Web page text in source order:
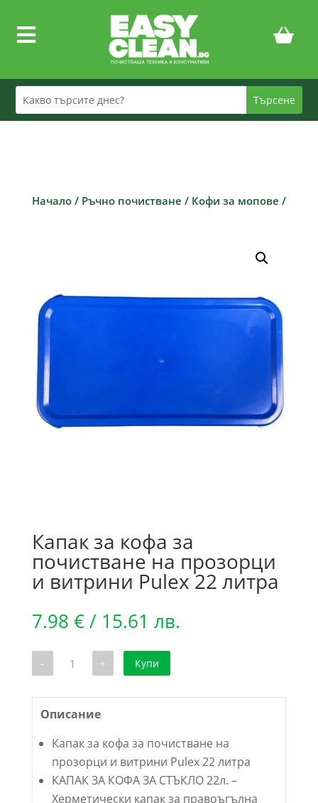

Начало/ Ръчно почистване / Кофи за мопове /
Капак за кофа за
почистване на прозорци
и витрини Pulex 22 литра
7.98 €/ 15.61 лв.
- количество
кофа
за
на
прозорци
и
витрини
Pulex
22
+ Купи
Описание
Капак за кофа за почистване на
прозорци и витрини Pulex 22 литра
КАПАК ЗА КОФА ЗА СТЪКЛО 22л. –
Херметически капак за правоъгълна